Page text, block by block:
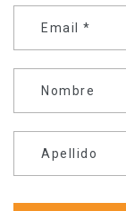
Email *
Nombre
Apellido